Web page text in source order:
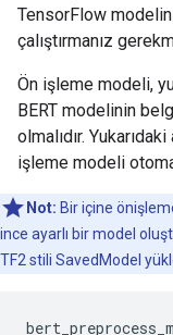
TensorFlow
çalıştırmanız
Ön işleme modeli,
BERT modelinin
olmalıdır.
işleme modeli
Not: Bir içine
ince ayarlı bir model
TF2 stili SavedModel